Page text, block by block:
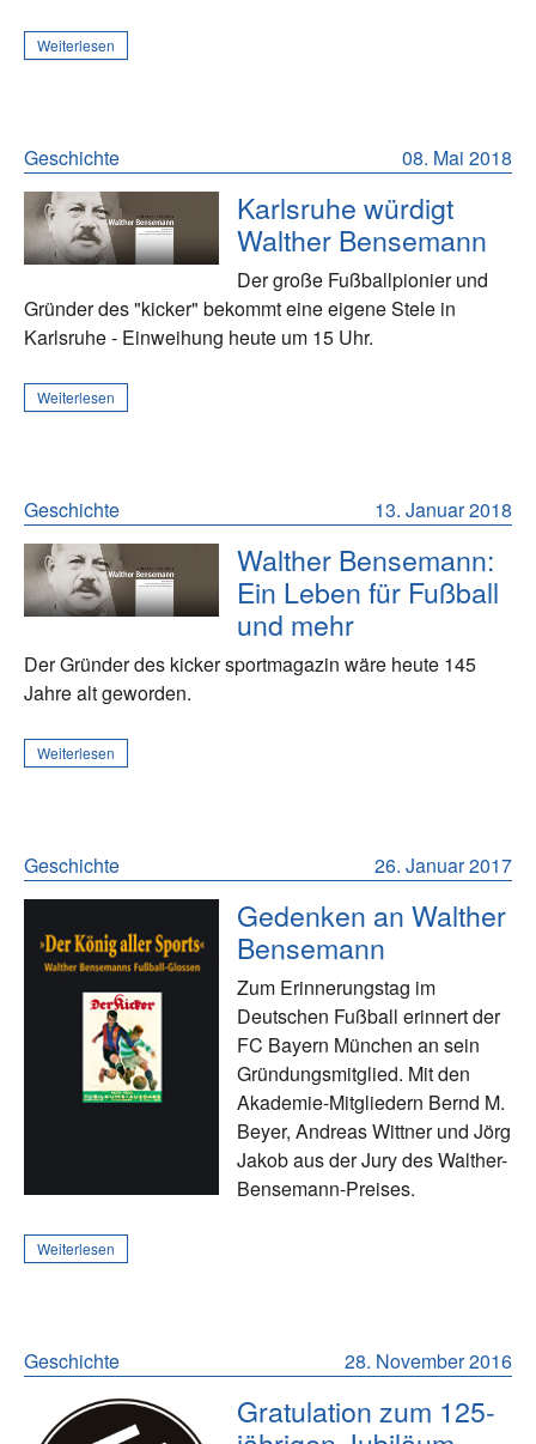
Weiterlesen
08. Mai 2018
Geschichte
Karlsruhe würdigt
Walther Bensemann
Der große Fußballpionier und
Gründer des "kicker" bekommt eine eigene Stele in
Karlsruhe - Einweihung heute um 15 Uhr.
Weiterlesen
13. Januar 2018
Geschichte
Walther Bensemann:
Ein Leben für Fußball
und mehr
Der Gründer des kicker sportmagazin wäre heute 145
Jahre alt geworden.
Weiterlesen
26. Januar 2017
Geschichte
Gedenken an Walther
Bensemann
Zum Erinnerungstag im
Deutschen Fußball erinnert der
FC Bayern München an sein
Gründungsmitglied. Mit den
Akademie-Mitgliedern Bernd M.
Beyer, Andreas Wittner und Jörg
Jakob aus der Jury des Walther-
Bensemann-Preises.
Weiterlesen
28. November 2016
Geschichte
Gratulation zum 125-